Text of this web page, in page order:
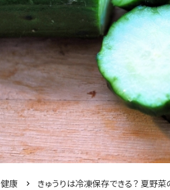
健康 きゅうりは冷凍保存できる？ 夏野